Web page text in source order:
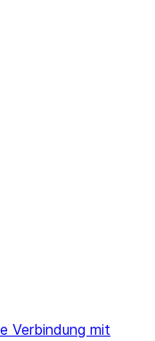
Verbindung mit